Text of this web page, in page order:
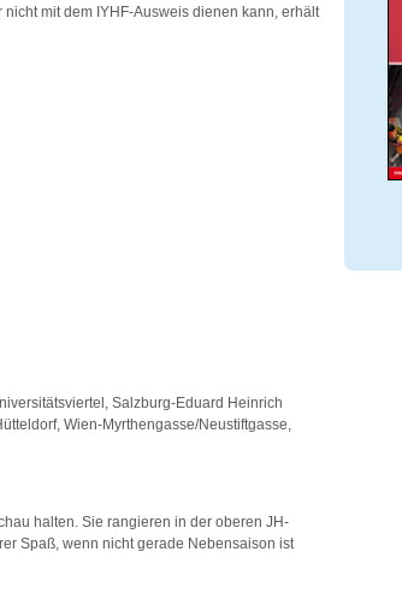
mit dem IYHF-Ausweis dienen kann, erhält
Salzburg-Eduard Heinrich
Wien-Myrthengasse/Neustiftgasse,
halten. Sie rangieren in der oberen JH-
Spaß, wenn nicht gerade Nebensaison ist